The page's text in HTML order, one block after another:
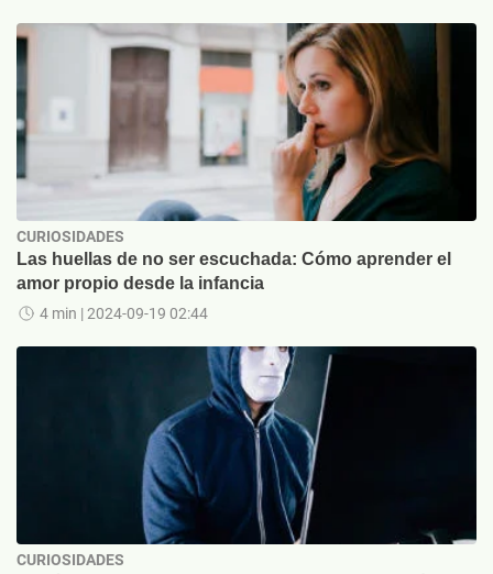
CURIOSIDADES
Las huellas de no ser escuchada: Cómo aprender el
amor propio desde la infancia
4 min | 2024-09-19 02:44
CURIOSIDADES